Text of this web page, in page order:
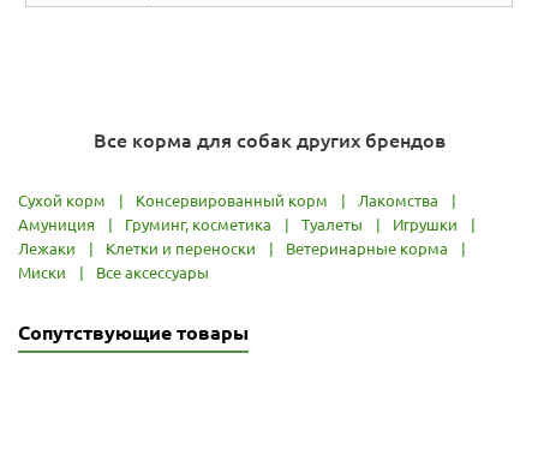
Все корма для собак других брендов
Сухой корм | Консервированный корм | Лакомства
|
Амуниция
| Груминг, косметика | Туалеты | Игрушки
|
Лежаки
| Клетки и переноски | Ветеринарные корма
|
Миски
| Все аксессуары
Сопутствующие товары